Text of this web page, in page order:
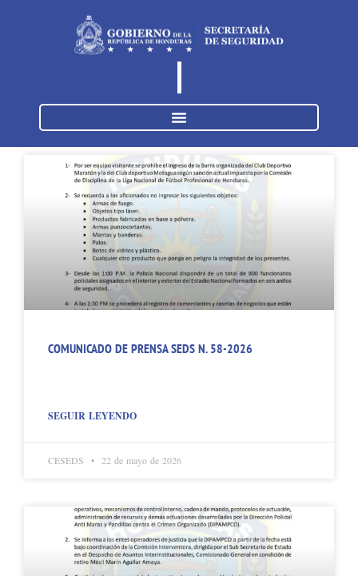
COMUNICADO DE PRENSA SEDS N. 58-2026
SEGUIR LEYENDO
CESEDS 22 de mayo de 2026